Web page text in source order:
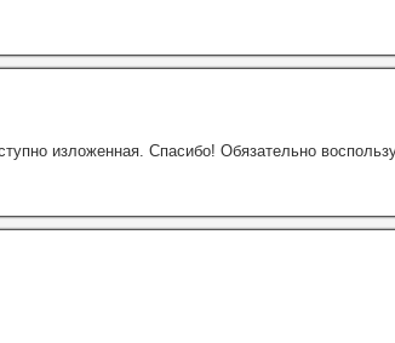
изложенная. Спасибо! Обязательно